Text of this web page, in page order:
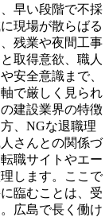
早い段階で不採
現場が散らばる
残業や夜間工事
取得意欲、職人
安全意識まで、
で厳しく見られ
建設業界の特徴
、NGな退職理
さんとの関係づ
職サイトやエー
します。ここで
臨むことは、受
広島で長く働け